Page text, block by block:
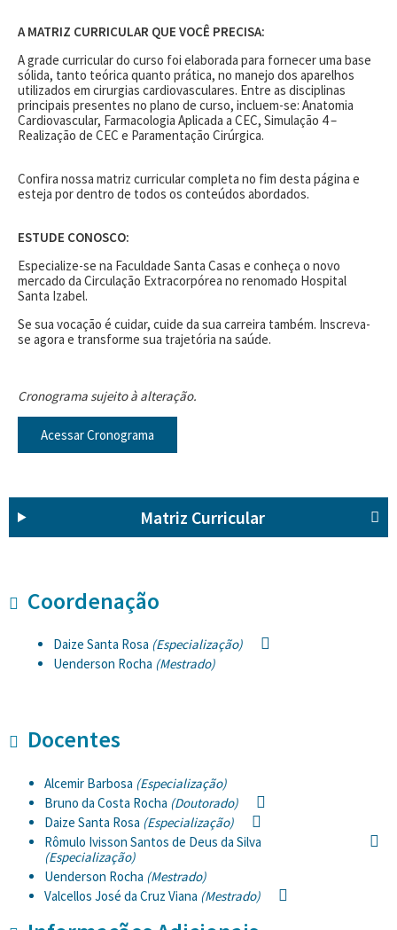
A MATRIZ CURRICULAR QUE VOCÊ PRECISA:
A grade curricular do curso foi elaborada para fornecer uma base
sólida, tanto teórica quanto prática, no manejo dos aparelhos
utilizados em cirurgias cardiovasculares. Entre as disciplinas
principais presentes no plano de curso, incluem-se: Anatomia
Cardiovascular, Farmacologia Aplicada a CEC, Simulação 4 –
Realização de CEC e Paramentação Cirúrgica.
Confira nossa matriz curricular completa no fim desta página e
esteja por dentro de todos os conteúdos abordados.
ESTUDE CONOSCO:
Especialize-se na Faculdade Santa Casas e conheça o novo
mercado da Circulação Extracorpórea no renomado Hospital
Santa Izabel.
Se sua vocação é cuidar, cuide da sua carreira também. Inscreva-
se agora e transforme sua trajetória na saúde.
Cronograma sujeito à alteração.
Acessar Cronograma
Matriz Curricular
Coordenação
Daize Santa Rosa (Especialização)
Uenderson Rocha (Mestrado)
Docentes
Alcemir Barbosa (Especialização)
Bruno da Costa Rocha (Doutorado)
Daize Santa Rosa (Especialização)
Rômulo Ivisson Santos de Deus da Silva
(Especialização)
Uenderson Rocha (Mestrado)
Valcellos José da Cruz Viana (Mestrado)